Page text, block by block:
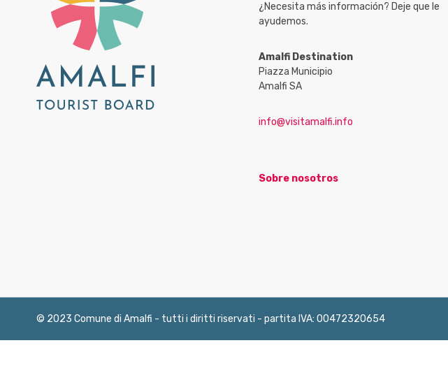
¿Necesita más información? Deje que le
ayudemos.
Amalfi Destination
Piazza Municipio
Amalfi SA
info@visitamalfi.info
Sobre nosotros
© 2023 Comune di Amalfi - tutti i diritti riservati - partita IVA: 00472320654